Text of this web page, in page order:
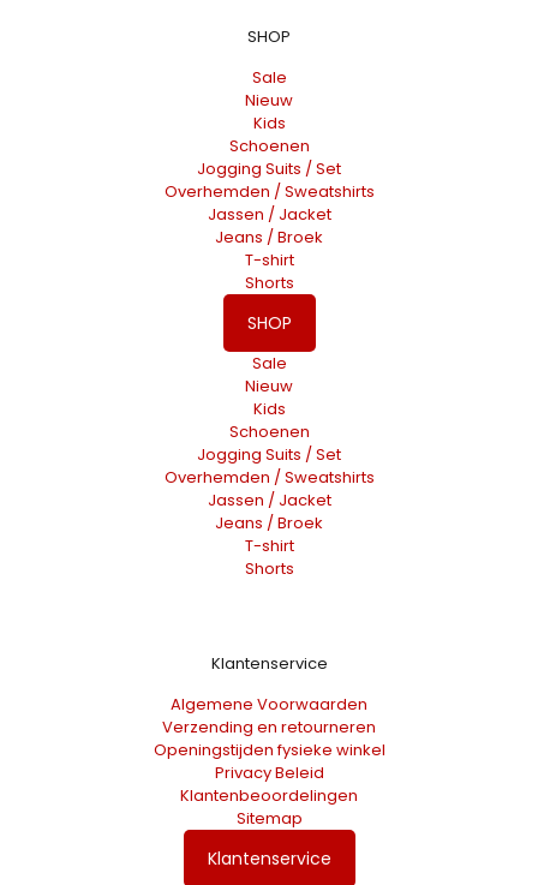
SHOP
Sale
Nieuw
Kids
Schoenen
Jogging Suits / Set
Overhemden / Sweatshirts
Jassen / Jacket
Jeans / Broek
T-shirt
Shorts
SHOP
Sale
Nieuw
Kids
Schoenen
Jogging Suits / Set
Overhemden / Sweatshirts
Jassen / Jacket
Jeans / Broek
T-shirt
Shorts
Klantenservice
Algemene Voorwaarden
Verzending en retourneren
Openingstijden fysieke winkel
Privacy Beleid
Klantenbeoordelingen
Sitemap
Klantenservice